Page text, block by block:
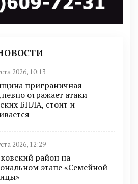
2026, 10:13
приграничная
отражает атаки
БПЛА, стоит и
2026, 12:29
район на
этапе «Семейной